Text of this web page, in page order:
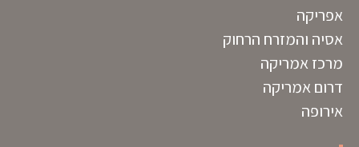
אפריקה
אסיה והמזרח הרחוק
מרכז אמריקה
דרום אמריקה
אירופה